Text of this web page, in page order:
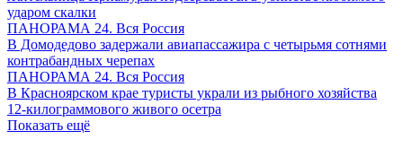
ударом скалки
ПАНОРАМА 24. Вся Россия
В Домодедово задержали авиапассажира с четырьмя сотнями
контрабандных черепах
ПАНОРАМА 24. Вся Россия
В Красноярском крае туристы украли из рыбного хозяйства
12-килограммового живого осетра
Показать ещё